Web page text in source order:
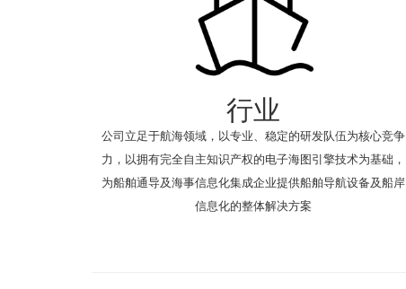
行业
公司立足于航海领域，以专业、稳定的研发队伍为核心竞争
力，以拥有完全自主知识产权的电子海图引擎技术为基础，
为船舶通导及海事信息化集成企业提供船舶导航设备及船岸
信息化的整体解决方案